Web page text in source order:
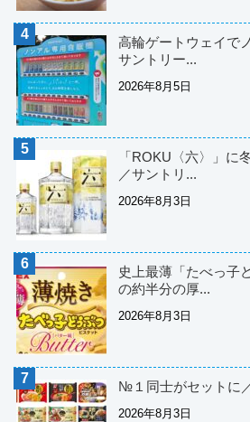
高輪ゲートウェイで
サントリー...
2026年8月5日
「ROKU〈六〉」に
／サントリ...
2026年8月3日
史上最薄「たべっ
の約半分の厚...
2026年8月3日
№１同士がセットに
2026年8月3日